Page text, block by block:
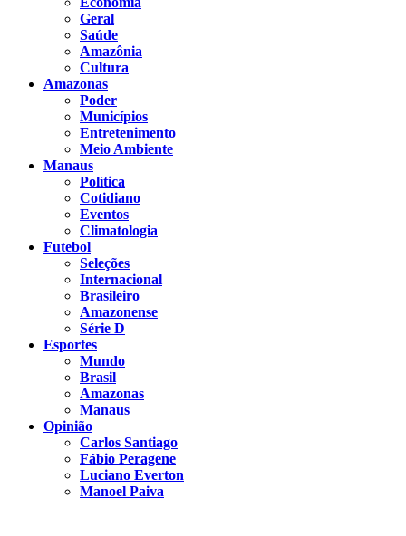
Geral
Saúde
Amazônia
Cultura
Amazonas
Poder
Municípios
Entretenimento
Meio Ambiente
Manaus
Política
Cotidiano
Eventos
Climatologia
Futebol
Seleções
Internacional
Brasileiro
Amazonense
Série D
Esportes
Mundo
Brasil
Amazonas
Manaus
Opinião
Carlos Santiago
Fábio Peragene
Luciano Everton
Manoel Paiva